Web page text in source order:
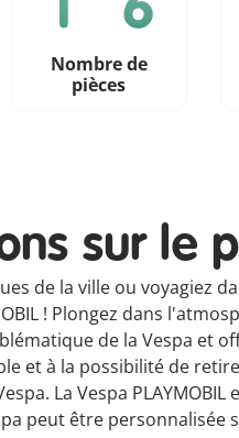
Nombre de
pièces
sur le
de la ville ou voyagiez
! Plongez dans
de la Vespa et
et à la possibilité de
La Vespa
peut être personnalisée